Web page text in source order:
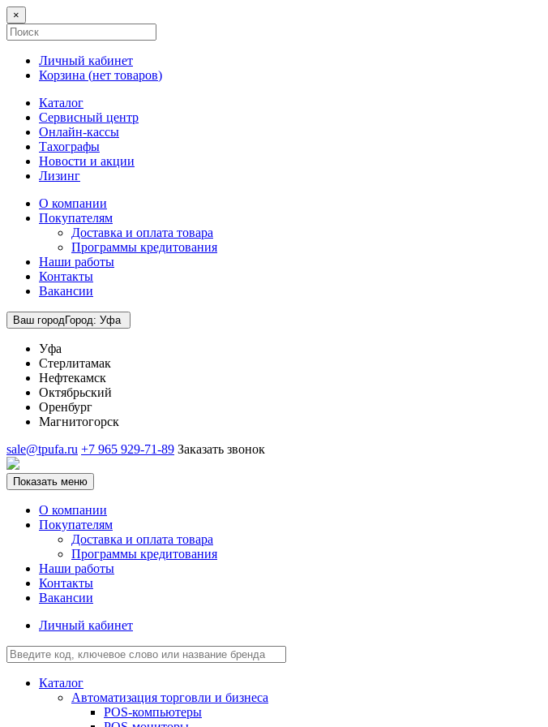
×
Личный кабинет
Корзина (нет товаров)
Каталог
Сервисный центр
Онлайн-кассы
Тахографы
Новости и акции
Лизинг
О компании
Покупателям
Доставка и оплата товара
Программы кредитования
Наши работы
Контакты
Вакансии
Ваш городГород: Уфа
Уфа
Стерлитамак
Нефтекамск
Октябрьский
Оренбург
Магнитогорск
sale@tpufa.ru +7 965 929-71-89 Заказать звонок
Показать меню
О компании
Покупателям
Доставка и оплата товара
Программы кредитования
Наши работы
Контакты
Вакансии
Личный кабинет
Каталог
Автоматизация торговли и бизнеса
POS-компьютеры